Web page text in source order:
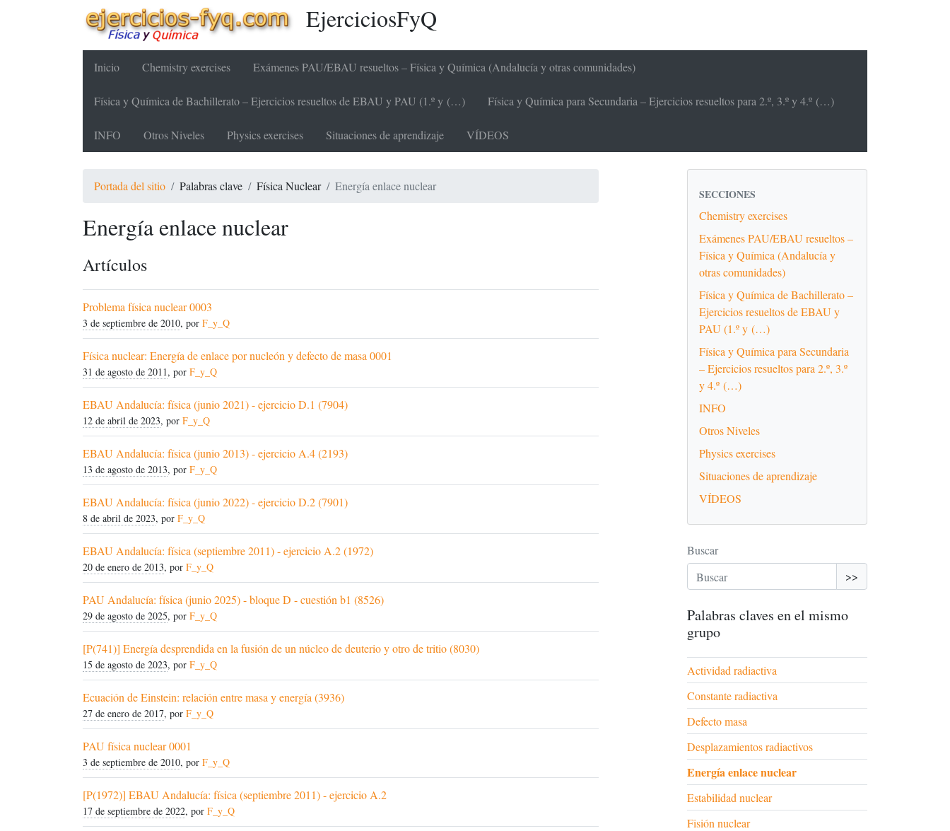
EjerciciosFyQ
Inicio Chemistry exercises Exámenes PAU/EBAU resueltos – Física y Química (Andalucía y otras comunidades)
Física y Química de Bachillerato – Ejercicios resueltos de EBAU y PAU (1.º y (…) Física y Química para Secundaria – Ejercicios resueltos para 2.º, 3.º y 4.º (…)
INFO Otros Niveles Physics exercises Situaciones de aprendizaje VÍDEOS
Portada del sitio Palabras clave Física Nuclear Energía enlace nuclear
Energía enlace nuclear
Artículos
Problema física nuclear 0003
3 de septiembre de 2010, por F_y_Q
Física nuclear: Energía de enlace por nucleón y defecto de masa 0001
31 de agosto de 2011, por F_y_Q
EBAU Andalucía: física (junio 2021) - ejercicio D.1 (7904)
12 de abril de 2023, por F_y_Q
EBAU Andalucía: física (junio 2013) - ejercicio A.4 (2193)
13 de agosto de 2013, por F_y_Q
EBAU Andalucía: física (junio 2022) - ejercicio D.2 (7901)
8 de abril de 2023, por F_y_Q
EBAU Andalucía: física (septiembre 2011) - ejercicio A.2 (1972)
20 de enero de 2013, por F_y_Q
PAU Andalucía: física (junio 2025) - bloque D - cuestión b1 (8526)
29 de agosto de 2025, por F_y_Q
[P(741)] Energía desprendida en la fusión de un núcleo de deuterio y otro de tritio (8030)
15 de agosto de 2023, por F_y_Q
Ecuación de Einstein: relación entre masa y energía (3936)
27 de enero de 2017, por F_y_Q
PAU física nuclear 0001
3 de septiembre de 2010, por F_y_Q
[P(1972)] EBAU Andalucía: física (septiembre 2011) - ejercicio A.2
17 de septiembre de 2022, por F_y_Q
SECCIONES
Chemistry exercises
Exámenes PAU/EBAU resueltos –
Física y Química (Andalucía y
otras comunidades)
Física y Química de Bachillerato –
Ejercicios resueltos de EBAU y
PAU (1.º y (…)
Física y Química para Secundaria
– Ejercicios resueltos para 2.º, 3.º
y 4.º (…)
INFO
Otros Niveles
Physics exercises
Situaciones de aprendizaje
VÍDEOS
Buscar
>>
Palabras claves en el mismo
grupo
Actividad radiactiva
Constante radiactiva
Defecto masa
Desplazamientos radiactivos
Energía enlace nuclear
Estabilidad nuclear
Fisión nuclear